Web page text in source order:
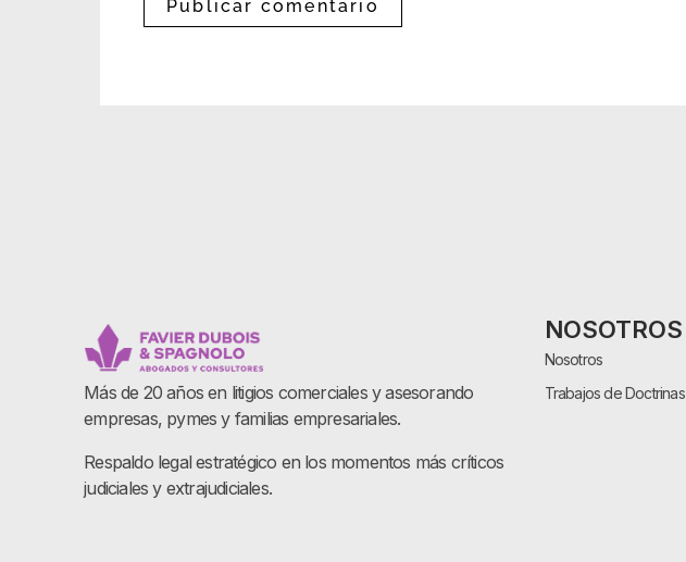
Más de 20 años en litigios comerciales y asesorando
empresas, pymes y familias empresariales.
Respaldo legal estratégico en los momentos más críticos
judiciales y extrajudiciales.
NOSOTROS
Nosotros
Trabajos de Doctrinas